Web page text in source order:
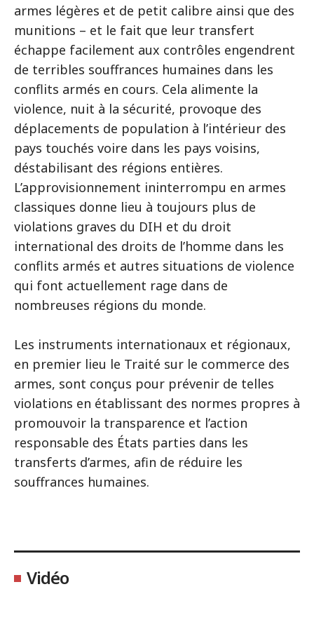
armes légères et de petit calibre ainsi que des
munitions – et le fait que leur transfert
échappe facilement aux contrôles engendrent
de terribles souffrances humaines dans les
conflits armés en cours. Cela alimente la
violence, nuit à la sécurité, provoque des
déplacements de population à l’intérieur des
pays touchés voire dans les pays voisins,
déstabilisant des régions entières.
L’approvisionnement ininterrompu en armes
classiques donne lieu à toujours plus de
violations graves du DIH et du droit
international des droits de l’homme dans les
conflits armés et autres situations de violence
qui font actuellement rage dans de
nombreuses régions du monde.
Les instruments internationaux et régionaux,
en premier lieu le Traité sur le commerce des
armes, sont conçus pour prévenir de telles
violations en établissant des normes propres à
promouvoir la transparence et l’action
responsable des États parties dans les
transferts d’armes, afin de réduire les
souffrances humaines.
Vidéo